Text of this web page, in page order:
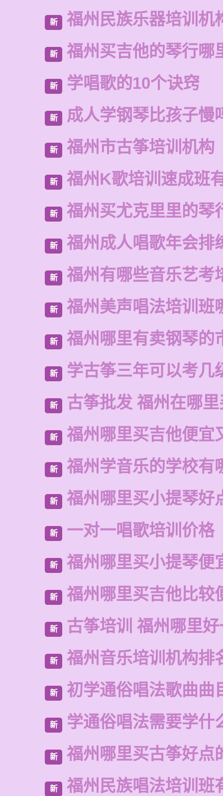
新 福州民族乐器培训机
新 福州买吉他的琴行哪
新 学唱歌的10个诀窍
新 成人学钢琴比孩子慢
新 福州市古筝培训机构
新 福州K歌培训速成班
新 福州买尤克里里的琴
新 福州成人唱歌年会排
新 福州有哪些音乐艺考
新 福州美声唱法培训班
新 福州哪里有卖钢琴的
新 学古筝三年可以考几
新 古筝批发 福州在哪
新 福州哪里买吉他便宜
新 福州学音乐的学校有
新 福州哪里买小提琴好
新 一对一唱歌培训价格
新 福州哪里买小提琴便
新 福州哪里买吉他比较
新 古筝培训 福州哪里
新 福州音乐培训机构排
新 初学通俗唱法歌曲曲
新 学通俗唱法需要学什
新 福州哪里买古筝好点
新 福州民族唱法培训班